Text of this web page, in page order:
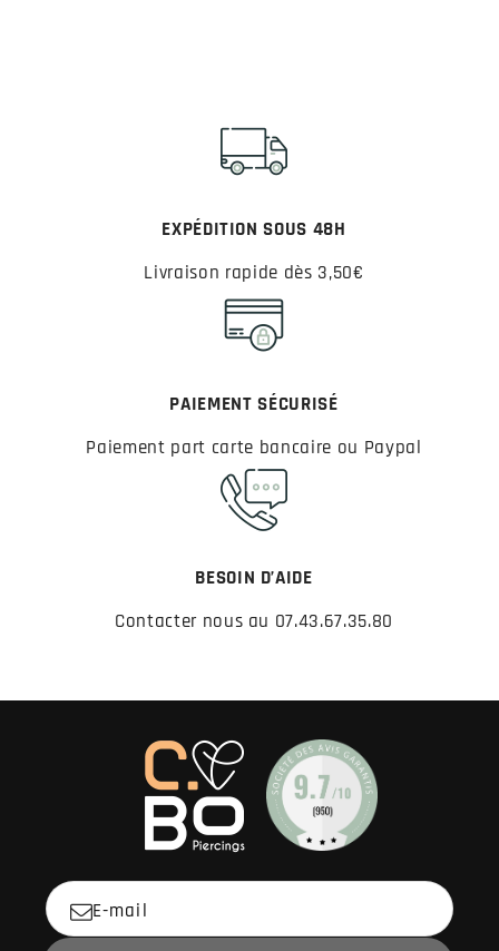
EXPÉDITION SOUS 48H
Livraison rapide dès 3,50€
PAIEMENT SÉCURISÉ
Paiement part carte bancaire ou Paypal
BESOIN D’AIDE
Contacter nous au 07.43.67.35.80
E-mail